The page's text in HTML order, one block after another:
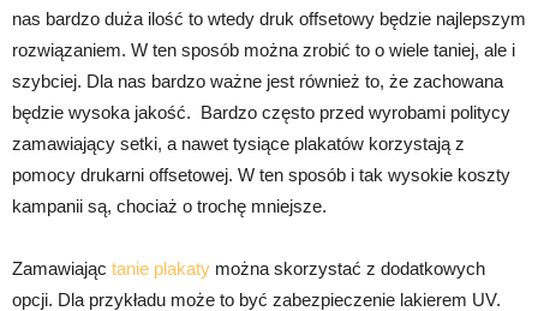
nas bardzo duża ilość to wtedy druk offsetowy będzie najlepszym
rozwiązaniem. W ten sposób można zrobić to o wiele taniej, ale i
szybciej. Dla nas bardzo ważne jest również to, że zachowana
będzie wysoka jakość. Bardzo często przed wyrobami politycy
zamawiający setki, a nawet tysiące plakatów korzystają z
pomocy drukarni offsetowej. W ten sposób i tak wysokie koszty
kampanii są, chociaż o trochę mniejsze.
Zamawiając tanie plakaty można skorzystać z dodatkowych
opcji. Dla przykładu może to być zabezpieczenie lakierem UV.